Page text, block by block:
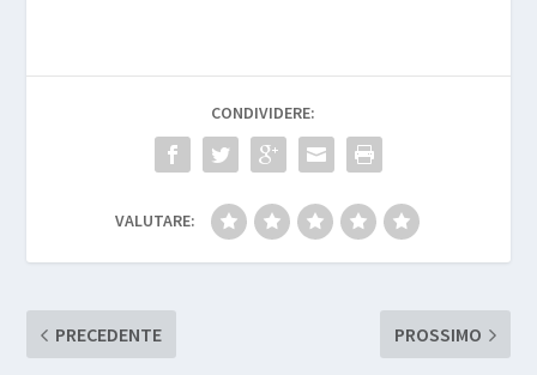
CONDIVIDERE:
VALUTARE:
PRECEDENTE PROSSIMO